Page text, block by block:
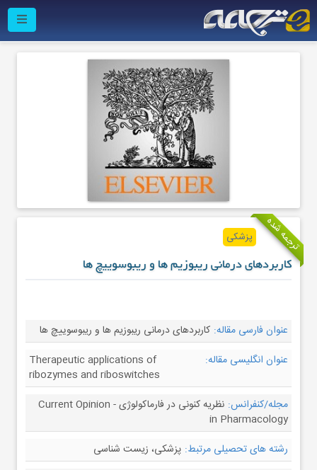
ترجمه شده پزشکی
کاربردهای درمانی ریبوزیم ها و ریبوسوییچ ها
عنوان فارسی مقاله: کاربردهای درمانی ریبوزیم ها و ریبوسوییچ ها
عنوان انگلیسی مقاله:
Therapeutic applications of
ribozymes and riboswitches
مجله/کنفرانس:
نظریه کنونی در فارماکولوژی - Current Opinion
in Pharmacology
رشته های تحصیلی مرتبط: پزشکی، زیست شناسی